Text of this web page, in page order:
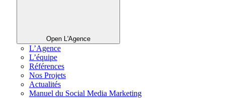
Open L'Agence
L’Agence
L’équipe
Références
Nos Projets
Actualités
Manuel du Social Media Marketing